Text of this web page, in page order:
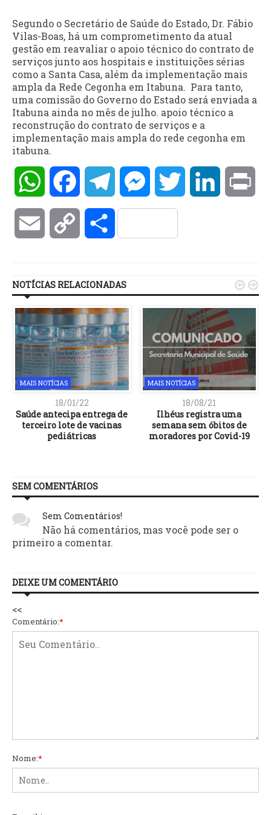
Segundo o Secretário de Saúde do Estado, Dr. Fábio
Vilas-Boas, há um comprometimento da atual
gestão em reavaliar o apoio técnico do contrato de
serviços junto aos hospitais e instituições sérias
como a Santa Casa, além da implementação mais
ampla da Rede Cegonha em Itabuna. Para tanto,
uma comissão do Governo do Estado será enviada a
Itabuna ainda no mês de julho. apoio técnico a
reconstrução do contrato de serviços e a
implementação mais ampla do rede cegonha em
itabuna.
WhatsAppFacebookTelegramMessengerTwitter LinkedIn
Email Copy Compartilhar
NOTÍCIAS RELACIONADAS
MAIS NOTÍCIAS
18/01/22
Saúde antecipa entrega de
terceiro lote de vacinas
pediátricas
MAIS NOTÍCIAS
18/08/21
Ilhéus registra uma
semana sem óbitos de
moradores por Covid-19
 
SEM COMENTÁRIOS
Sem Comentários!
Não há comentários, mas você pode ser o
primeiro a comentar.
DEIXE UM COMENTÁRIO
<<
Comentário:*
Nome:*